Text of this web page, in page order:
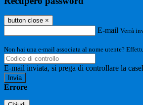
button close ×
E-mail Verrà
Non hai una e-mail associata al nome utente?
E-mail inviata, si prega di controllare la
Errore